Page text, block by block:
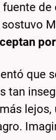
sostuvo
que
tan